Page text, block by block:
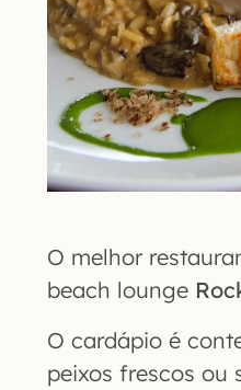
O melhor
beach lounge
O cardápio é
peixos frescos ou